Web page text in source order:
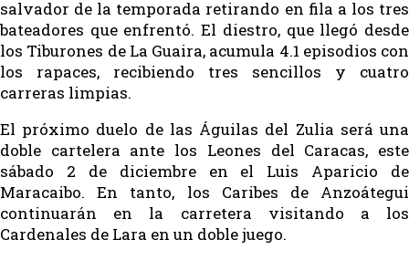
salvador de la temporada retirando en fila a los tres
bateadores que enfrentó. El diestro, que llegó desde
los Tiburones de La Guaira, acumula 4.1 episodios con
los rapaces, recibiendo tres sencillos y cuatro
carreras limpias.
El próximo duelo de las Águilas del Zulia será una
doble cartelera ante los Leones del Caracas, este
sábado 2 de diciembre en el Luis Aparicio de
Maracaibo. En tanto, los Caribes de Anzoátegui
continuarán en la carretera visitando a los
Cardenales de Lara en un doble juego.